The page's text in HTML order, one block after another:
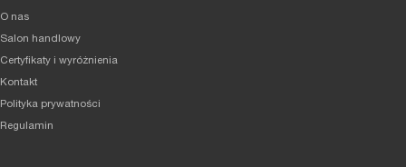
O nas
Salon handlowy
Certyfikaty i wyróżnienia
Kontakt
Polityka prywatności
Regulamin